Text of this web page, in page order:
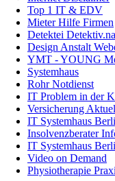
Top 1 IT & EDV
Mieter Hilfe Firmen
Detektei
Design Anstalt
YMT - YOUNG
Systemhaus
Rohr Notdienst
IT Problem in der
Versicherung
IT Systemhaus
Insolvenzberater
IT Systemhaus
Video on Demand
Physiotherapie